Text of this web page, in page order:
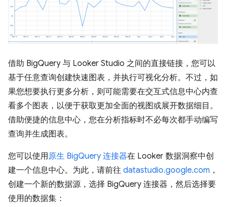
借助 BigQuery 与 Looker Studio 之间的直接链接，您可以
基于任意查询创建快速图表，并执行可视化分析。不过，如
果您想要执行更多分析，则可能需要在交互式信息中心内查
看多个图表，以便于获取更加全面的视图或展开数据细目。
借助便捷的信息中心，您在分析指标时不必每次都手动编写
查询并生成图表。
您可以使用原生 BigQuery 连接器在 Looker 数据洞察中创
建一个信息中心。为此，请前往 datastudio.google.com ，
创建一个新的数据源，选择 BigQuery 连接器，然后选择要
使用的数据集：